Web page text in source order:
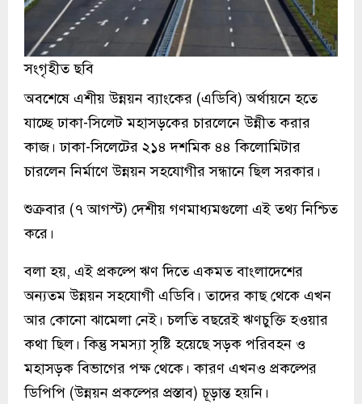
সংগৃহীত ছবি
অবশেষে এশীয় উন্নয়ন ব্যাংকের (এডিবি) অর্থায়নে হতে
যাচ্ছে ঢাকা-সিলেট মহাসড়কের চারলেনে উন্নীত করার
কাজ। ঢাকা-সিলেটের ২১৪ দশমিক ৪৪ কিলোমিটার
চারলেন নির্মাণে উন্নয়ন সহযোগীর সন্ধানে ছিল সরকার।
শুক্রবার (৭ আগস্ট) দেশীয় গণমাধ্যমগুলো এই তথ্য নিশ্চিত
করে।
বলা হয়, এই প্রকল্পে ঋণ দিতে একমত বাংলাদেশের
অন্যতম উন্নয়ন সহযোগী এডিবি। তাদের কাছ থেকে এখন
আর কোনো ঝামেলা নেই। চলতি বছরেই ঋণচুক্তি হওয়ার
কথা ছিল। কিন্তু সমস্যা সৃষ্টি হয়েছে সড়ক পরিবহন ও
মহাসড়ক বিভাগের পক্ষ থেকে। কারণ এখনও প্রকল্পের
ডিপিপি (উন্নয়ন প্রকল্পের প্রস্তাব) চূড়ান্ত হয়নি।